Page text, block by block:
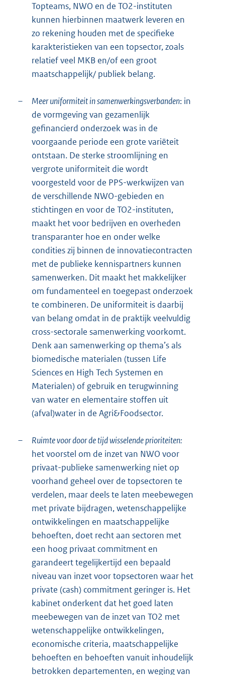
Topteams, NWO en de TO2-instituten
kunnen hierbinnen maatwerk leveren en
zo rekening houden met de specifieke
karakteristieken van een topsector, zoals
relatief veel MKB en/of een groot
maatschappelijk/ publiek belang.
– Meer uniformiteit in samenwerkingsverbanden: in
de vormgeving van gezamenlijk
gefinancierd onderzoek was in de
voorgaande periode een grote variëteit
ontstaan. De sterke stroomlijning en
vergrote uniformiteit die wordt
voorgesteld voor de PPS-werkwijzen van
de verschillende NWO-gebieden en
stichtingen en voor de TO2-instituten,
maakt het voor bedrijven en overheden
transparanter hoe en onder welke
condities zij binnen de innovatiecontracten
met de publieke kennispartners kunnen
samenwerken. Dit maakt het makkelijker
om fundamenteel en toegepast onderzoek
te combineren. De uniformiteit is daarbij
van belang omdat in de praktijk veelvuldig
cross-sectorale samenwerking voorkomt.
Denk aan samenwerking op thema’s als
biomedische materialen (tussen Life
Sciences en High Tech Systemen en
Materialen) of gebruik en terugwinning
van water en elementaire stoffen uit
(afval)water in de Agri&Foodsector.
–
Ruimte voor door de tijd wisselende prioriteiten:
het voorstel om de inzet van NWO voor
privaat-publieke samenwerking niet op
voorhand geheel over de topsectoren te
verdelen, maar deels te laten meebewegen
met private bijdragen, wetenschappelijke
ontwikkelingen en maatschappelijke
behoeften, doet recht aan sectoren met
een hoog privaat commitment en
garandeert tegelijkertijd een bepaald
niveau van inzet voor topsectoren waar het
private (cash) commitment geringer is. Het
kabinet onderkent dat het goed laten
meebewegen van de inzet van TO2 met
wetenschappelijke ontwikkelingen,
economische criteria, maatschappelijke
behoeften en behoeften vanuit inhoudelijk
betrokken departementen, en weging van